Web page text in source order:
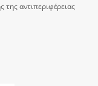
της αντιπεριφέρειας